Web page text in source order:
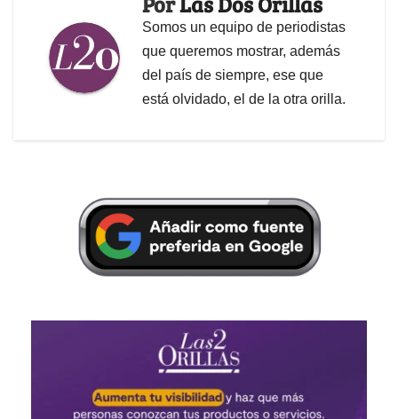
Somos un equipo de periodistas
que queremos mostrar, además
del país de siempre, ese que
está olvidado, el de la otra orilla.